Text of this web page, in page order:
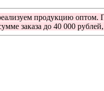
продукцию оптом.
заказа до 40 000